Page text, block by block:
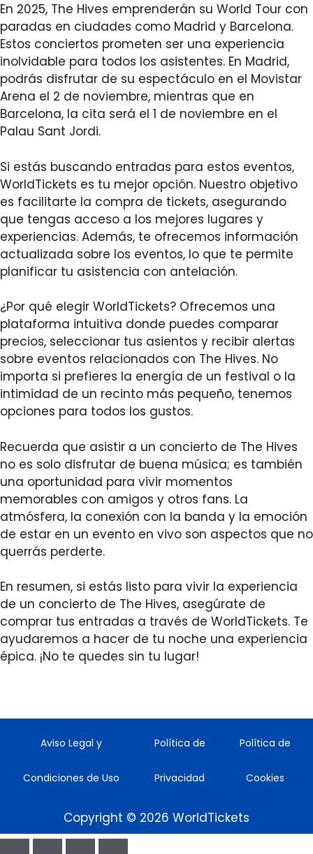
En 2025, The Hives emprenderán su World Tour con
paradas en ciudades como Madrid y Barcelona.
Estos conciertos prometen ser una experiencia
inolvidable para todos los asistentes. En Madrid,
podrás disfrutar de su espectáculo en el Movistar
Arena el 2 de noviembre, mientras que en
Barcelona, la cita será el 1 de noviembre en el
Palau Sant Jordi.
Si estás buscando entradas para estos eventos,
WorldTickets es tu mejor opción. Nuestro objetivo
es facilitarte la compra de tickets, asegurando
que tengas acceso a los mejores lugares y
experiencias. Además, te ofrecemos información
actualizada sobre los eventos, lo que te permite
planificar tu asistencia con antelación.
¿Por qué elegir WorldTickets? Ofrecemos una
plataforma intuitiva donde puedes comparar
precios, seleccionar tus asientos y recibir alertas
sobre eventos relacionados con The Hives. No
importa si prefieres la energía de un festival o la
intimidad de un recinto más pequeño, tenemos
opciones para todos los gustos.
Recuerda que asistir a un concierto de The Hives
no es solo disfrutar de buena música; es también
una oportunidad para vivir momentos
memorables con amigos y otros fans. La
atmósfera, la conexión con la banda y la emoción
de estar en un evento en vivo son aspectos que no
querrás perderte.
En resumen, si estás listo para vivir la experiencia
de un concierto de The Hives, asegúrate de
comprar tus entradas a través de WorldTickets. Te
ayudaremos a hacer de tu noche una experiencia
épica. ¡No te quedes sin tu lugar!
Aviso Legal y
Condiciones de Uso
Política de
Privacidad
Política de
Cookies
Copyright © 2026 WorldTickets